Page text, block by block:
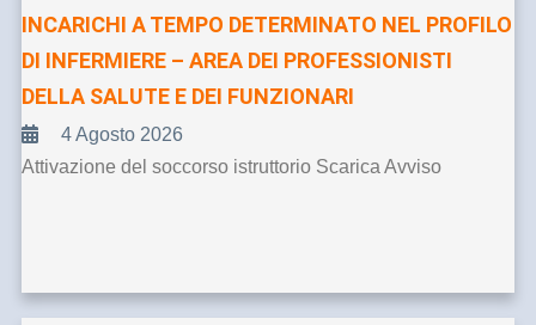
INCARICHI A TEMPO DETERMINATO NEL PROFILO
DI INFERMIERE – AREA DEI PROFESSIONISTI
DELLA SALUTE E DEI FUNZIONARI
4 Agosto 2026
Attivazione del soccorso istruttorio Scarica Avviso